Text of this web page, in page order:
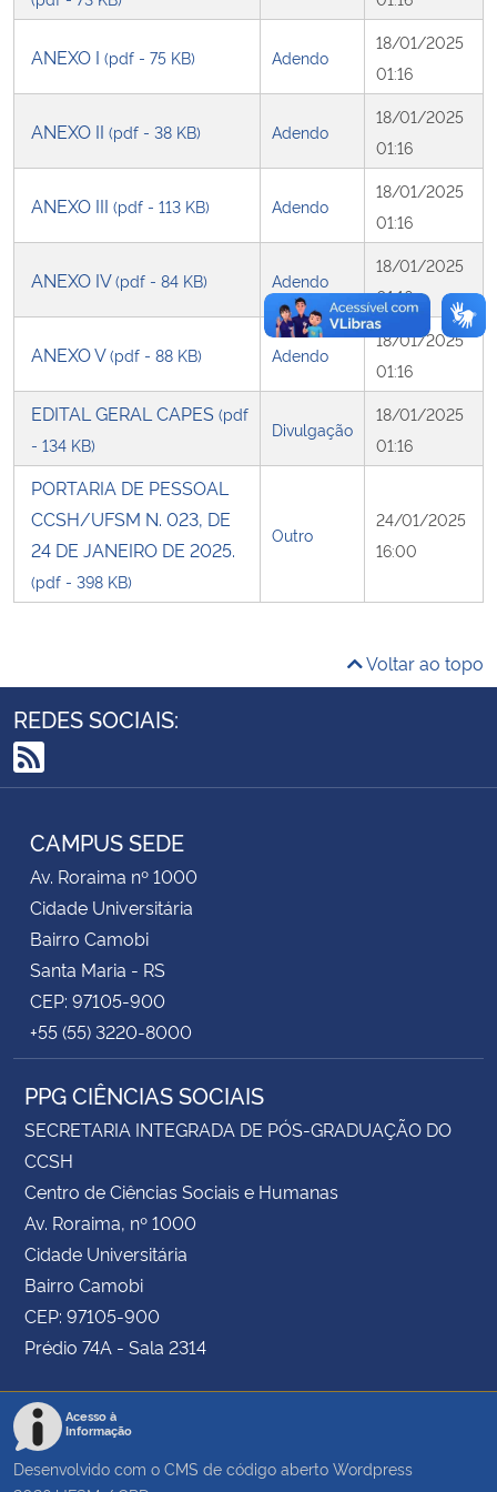
Secretaria-Geral
Gabinete de Segurança Institucional
Banco Central do Brasil
Planalto
ANEXO I (pdf - 75 KB) Adendo
18/01/2025
01:16
ANEXO II (pdf - 38 KB) Adendo
18/01/2025
01:16
ANEXO III (pdf - 113 KB) Adendo
18/01/2025
01:16
ANEXO IV(pdf - 84 KB) Adendo
18/01/2025
01:16
ANEXO V(pdf - 88 KB) Adendo
18/01/2025
01:16
EDITAL GERAL CAPES (pdf
- 134 KB)
Divulgação
18/01/2025
01:16
PORTARIA DE PESSOAL
CCSH/UFSM N. 023, DE
24 DE JANEIRO DE 2025.
(pdf - 398 KB)
Outro
24/01/2025
16:00
Voltar ao topo
REDES SOCIAIS:
RSS
CAMPUS SEDE
Av. Roraima nº 1000
Cidade Universitária
Bairro Camobi
Santa Maria - RS
CEP: 97105-900
+55 (55) 3220-8000
PPG CIÊNCIAS SOCIAIS
SECRETARIA INTEGRADA DE PÓS-GRADUAÇÃO DO
CCSH
Centro de Ciências Sociais e Humanas
Av. Roraima, nº 1000
Cidade Universitária
Bairro Camobi
CEP: 97105-900
Prédio 74A - Sala 2314
Acesso à
Informação
Desenvolvido com o CMS de código aberto Wordpress